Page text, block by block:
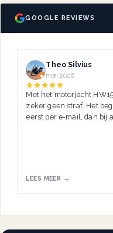
GOOGLE REVIEWS
Theo Silvius
mei 2026
Met het motorjacht
zeker geen straf. Het
eerst per e-mail, dan bij
LEES MEER →